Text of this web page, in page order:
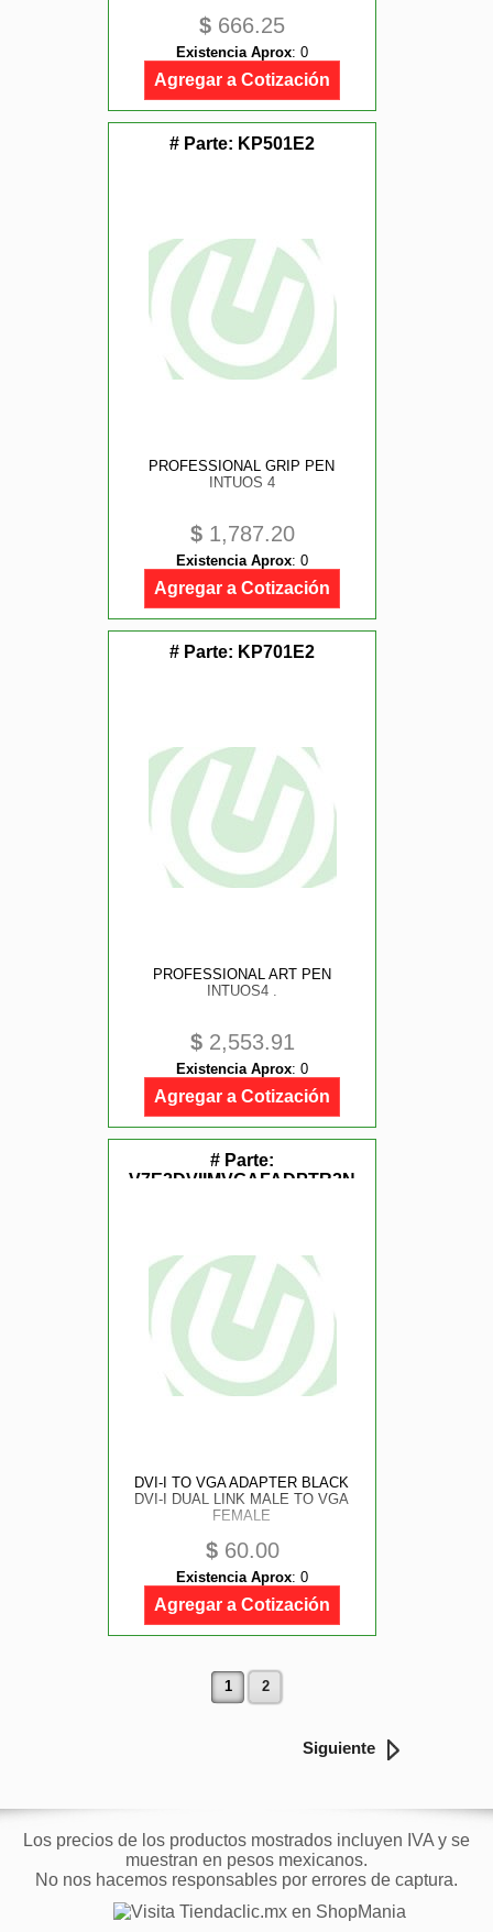
$ 666.25
Existencia Aprox: 0
Agregar a Cotización
# Parte: KP501E2
PROFESSIONAL GRIP PEN
INTUOS 4
$1,787.20
Existencia Aprox: 0
Agregar a Cotización
# Parte: KP701E2
PROFESSIONAL ART PEN
INTUOS4 .
$2,553.91
Existencia Aprox: 0
Agregar a Cotización
# Parte:
V7E2DVIIMVGAFADPTR2N
DVI-I TO VGA ADAPTER BLACK
DVI-I DUAL LINK MALE TO VGA
FEMALE
$60.00
Existencia Aprox: 0
Agregar a Cotización
1 2
Siguiente
Los precios de los productos mostrados incluyen IVA y se
muestran en pesos mexicanos.
No nos hacemos responsables por errores de captura.